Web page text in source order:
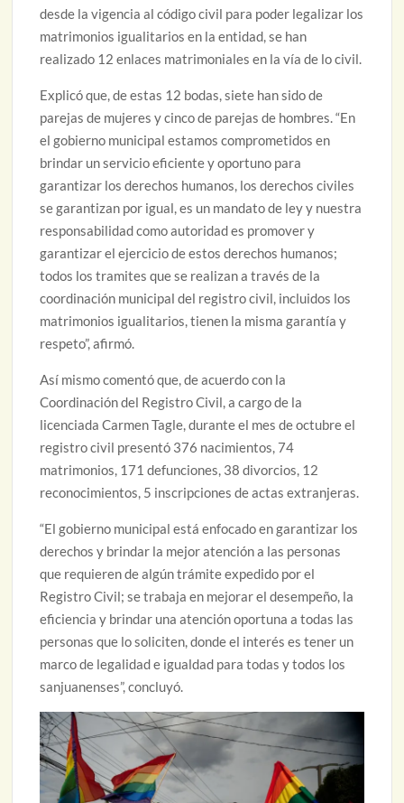
desde la vigencia al código civil para poder legalizar los
matrimonios igualitarios en la entidad, se han
realizado 12 enlaces matrimoniales en la vía de lo civil.
Explicó que, de estas 12 bodas, siete han sido de
parejas de mujeres y cinco de parejas de hombres. “En
el gobierno municipal estamos comprometidos en
brindar un servicio eficiente y oportuno para
garantizar los derechos humanos, los derechos civiles
se garantizan por igual, es un mandato de ley y nuestra
responsabilidad como autoridad es promover y
garantizar el ejercicio de estos derechos humanos;
todos los tramites que se realizan a través de la
coordinación municipal del registro civil, incluidos los
matrimonios igualitarios, tienen la misma garantía y
respeto”, afirmó.
Así mismo comentó que, de acuerdo con la
Coordinación del Registro Civil, a cargo de la
licenciada Carmen Tagle, durante el mes de octubre el
registro civil presentó 376 nacimientos, 74
matrimonios, 171 defunciones, 38 divorcios, 12
reconocimientos, 5 inscripciones de actas extranjeras.
“El gobierno municipal está enfocado en garantizar los
derechos y brindar la mejor atención a las personas
que requieren de algún trámite expedido por el
Registro Civil; se trabaja en mejorar el desempeño, la
eficiencia y brindar una atención oportuna a todas las
personas que lo soliciten, donde el interés es tener un
marco de legalidad e igualdad para todas y todos los
sanjuanenses”, concluyó.